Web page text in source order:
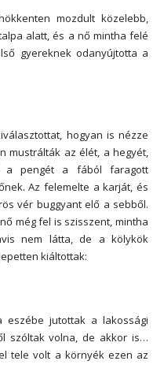
mozdult közelebb,
alatt, és a nő mintha felé
gyereknek odanyújtotta a
hogyan is nézze
mustrálták az élét, a hegyét,
a pengét a fából faragott
Az felemelte a karját, és
vér buggyant elő a sebből.
még fel is szisszent, mintha
nem látta, de a kölykök
kiáltottak:
eszébe jutottak a lakossági
szóltak volna, de akkor is…
tele volt a környék ezen az